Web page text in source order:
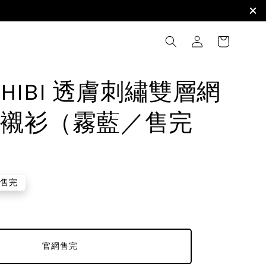
透膚刺繡雙層網
衫（霧藍／售完
售完
官網售完